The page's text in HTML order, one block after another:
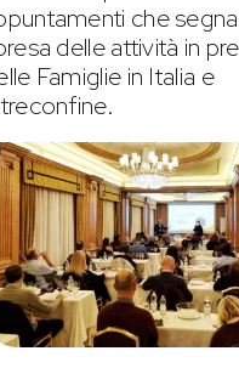
che
delle attività in
Famiglie in Italia e